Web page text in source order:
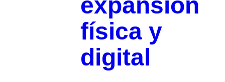
expansión
física y
digital